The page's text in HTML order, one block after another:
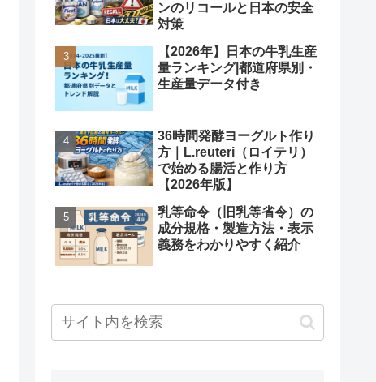
ンのリコールと日本の安全
対策
【2026年】日本の牛乳生産
量ランキング|都道府県別・
生産量データ付き
36時間発酵ヨーグルト作り
方｜L.reuteri（ロイテリ）
で始める腸活と作り方
【2026年版】
乳等命令（旧乳等省令）の
成分規格・製造方法・表示
義務をわかりやすく紹介